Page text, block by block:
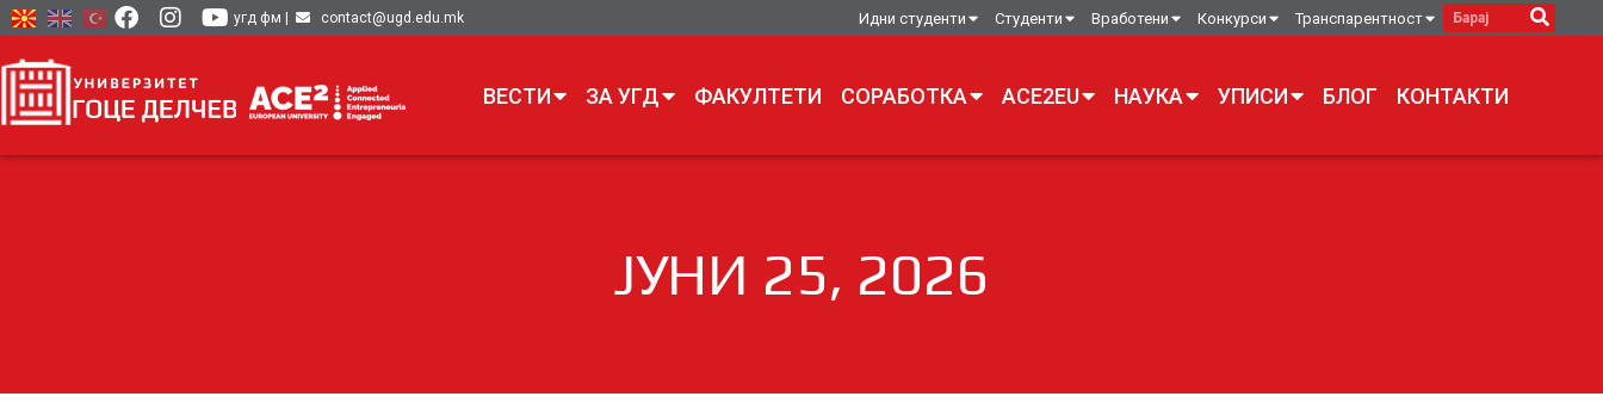
угд фм contact@ugd.edu.mk Идни студенти Студенти Вработени Конкурси Транспарентност
ВЕСТИ ЗА УГД ФАКУЛТЕТИ СОРАБОТКА ACE2EU НАУКА УПИСИ БЛОГ КОНТАКТИ
ЈУНИ 25, 2026